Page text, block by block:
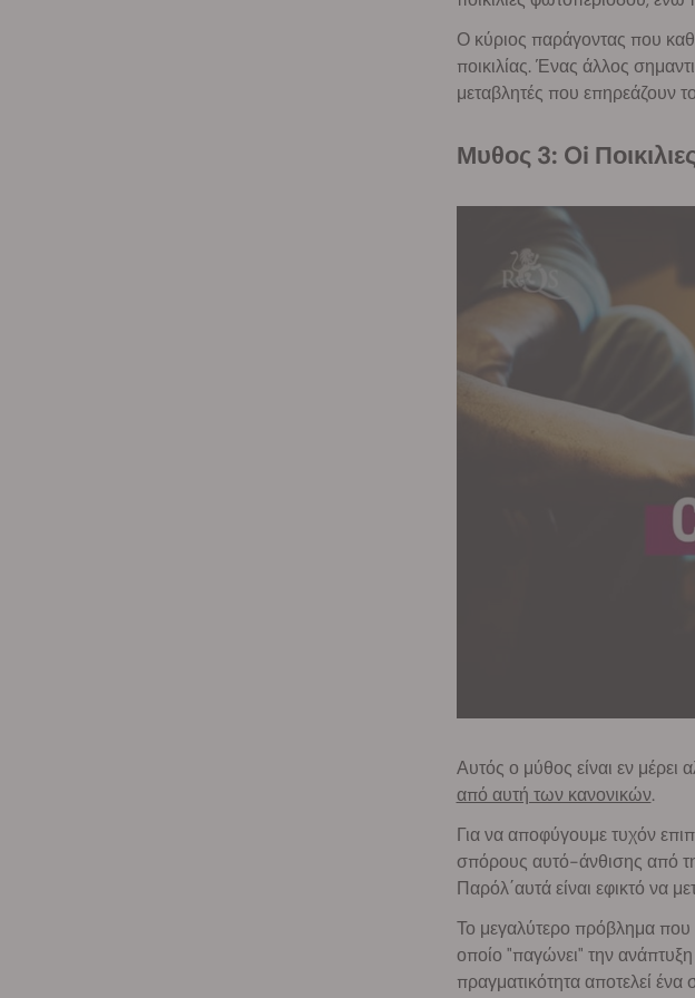
Ο κύριος παράγοντας που
ποικιλίας. Ένας άλλος
μεταβλητές που επηρεάζουν
Μυθος 3: Oi
Αυτός ο μύθος είναι εν μέρει
από αυτή των κανονικών.
Για να αποφύγουμε τυχόν
σπόρους αυτό-άνθισης από
Παρόλ΄αυτά είναι εφικτό να
Το μεγαλύτερο πρόβλημα που
οποίο "παγώνει" την
πραγματικότητα αποτελεί